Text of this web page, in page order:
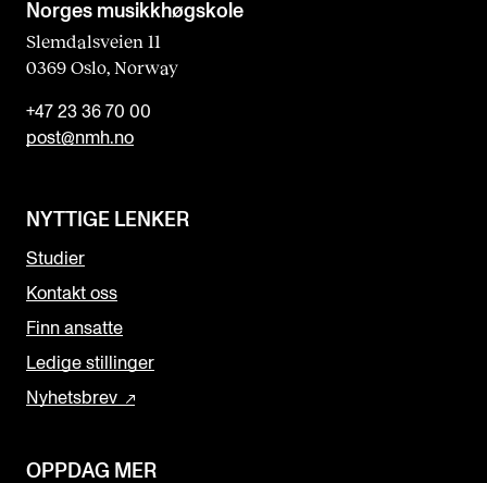
Norges musikk­høgskole
Slemdalsveien 11
0369 Oslo, Norway
+47 23 36 70 00
post@nmh.no
NYTTIGE LENKER
Studier
Kontakt oss
Finn ansatte
Ledige stillinger
Nyhetsbrev
OPPDAG MER